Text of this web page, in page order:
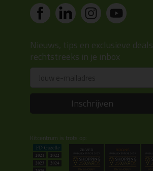
Nieuws, tips en exclusieve deals
rechtstreeks in je inbox
Inschrijven
Kitcentrum is trots op: